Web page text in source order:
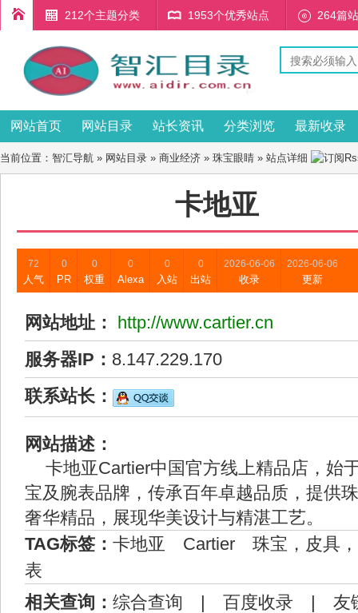
212个主题分类 1953个优秀站点 264篇
网站首页 网站目录 站长资讯 分类浏览 最新收录
当前位置： 智汇导航 » 网站目录 » 商业经济 » 珠宝眼睛 » 站点详细
卡地亚
72
人气
0
PR
0
权重
0
Alexa
0
入站
0
出站
2026-06-06
收录
2026-06-06
更新
网站地址：
http://www.cartier.cn
服务器IP： 8.147.229.170
联系站长：
网站描述：
卡地亚Cartier中国官方线上精品店，始
宝及腕表品牌，传承百年卓越品质，提供
奢华精品，展现华美设计与精湛工艺。
TAG标签： 卡地亚 Cartier
珠宝，皮具
表
相关查询： 综合查询 | 百度收录 | 友